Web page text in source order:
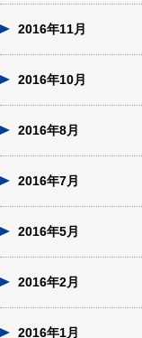
2016年11月
2016年10月
2016年8月
2016年7月
2016年5月
2016年2月
2016年1月